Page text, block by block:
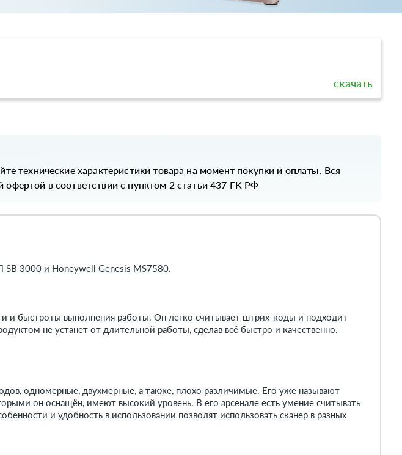
скачать
технические характеристики товара на момент покупки и оплаты. Вся
офертой в соответствии с пунктом 2 статьи 437 ГК РФ
SB 3000 и Honeywell Genesis MS7580.
и быстроты выполнения работы. Он легко считывает штрих-коды и подходит
не устанет от длительной работы, сделав всё быстро и качественно.
одномерные, двухмерные, а также, плохо различимые. Его уже называют
он оснащён, имеют высокий уровень. В его арсенале есть умение считывать
и удобность в использовании позволят использовать сканер в разных